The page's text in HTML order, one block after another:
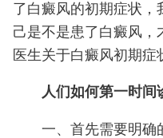
了白癜风的初期症状，
己是不是患了白癜风，
医生关于白癜风初期症
人们如何第一时间
一、首先需要明确的